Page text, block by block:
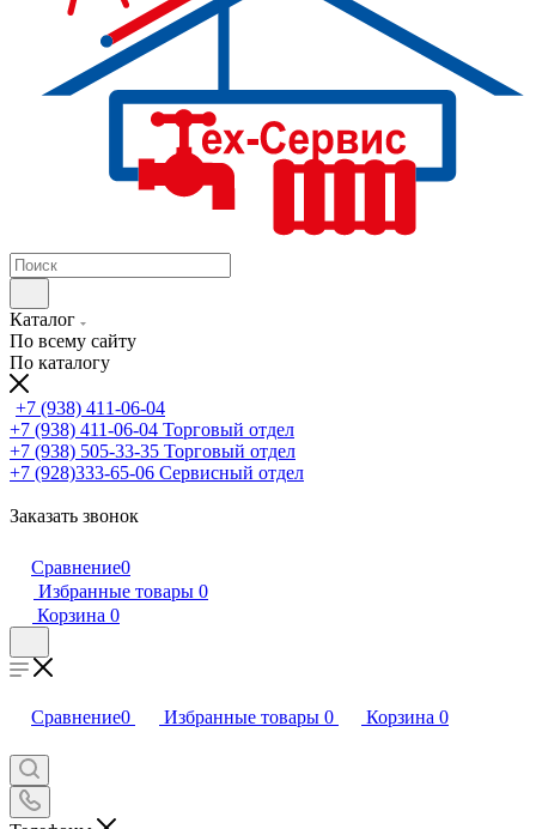
Каталог
По всему сайту
По каталогу
+7 (938) 411-06-04
+7 (938) 411-06-04 Торговый отдел
+7 (938) 505-33-35 Торговый отдел
+7 (928)333-65-06 Сервисный отдел
Заказать звонок
Сравнение0
Избранные товары 0
Корзина 0
Сравнение0 Избранные товары 0 Корзина 0